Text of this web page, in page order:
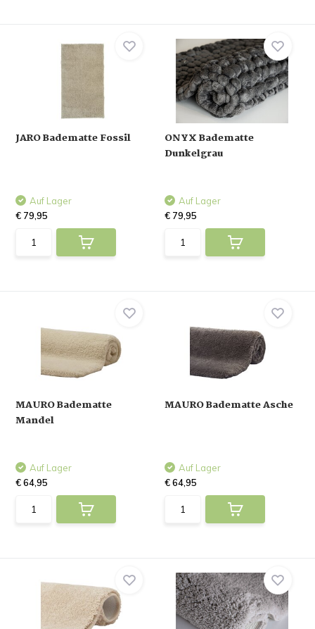
JARO Badematte Fossil
Auf Lager
€ 79,95
ONYX Badematte
Dunkelgrau
Auf Lager
€ 79,95
MAURO Badematte
Mandel
Auf Lager
€ 64,95
MAURO Badematte Asche
Auf Lager
€ 64,95